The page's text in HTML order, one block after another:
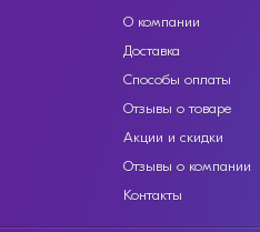
О компании
Доставка
Способы оплаты
Отзывы о товаре
Акции и скидки
Отзывы о компании
Контакты